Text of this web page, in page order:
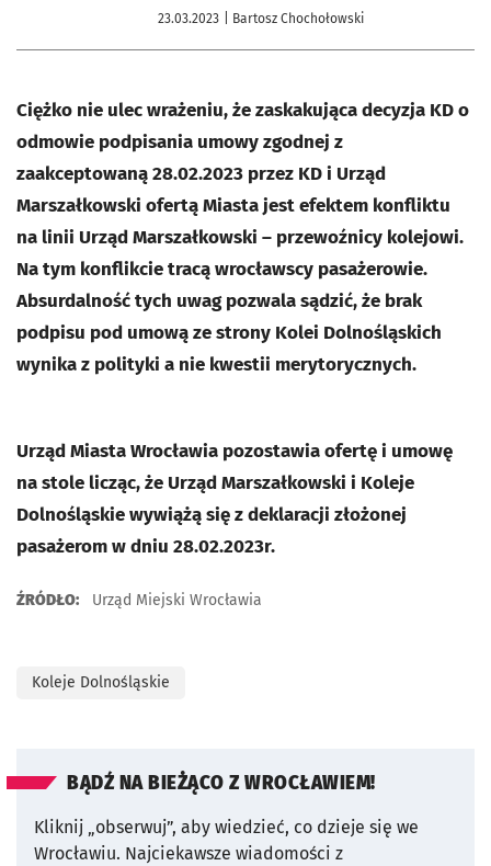
23.03.2023 | Bartosz Chochołowski
Ciężko nie ulec wrażeniu, że zaskakująca decyzja KD o
odmowie podpisania umowy zgodnej z
zaakceptowaną 28.02.2023 przez KD i Urząd
Marszałkowski ofertą Miasta jest efektem konfliktu
na linii Urząd Marszałkowski – przewoźnicy kolejowi.
Na tym konflikcie tracą wrocławscy pasażerowie.
Absurdalność tych uwag pozwala sądzić, że brak
podpisu pod umową ze strony Kolei Dolnośląskich
wynika z polityki a nie kwestii merytorycznych.
Urząd Miasta Wrocławia pozostawia ofertę i umowę
na stole licząc, że Urząd Marszałkowski i Koleje
Dolnośląskie wywiążą się z deklaracji złożonej
pasażerom w dniu 28.02.2023r.
ŹRÓDŁO: Urząd Miejski Wrocławia
Koleje Dolnośląskie
BĄDŹ NA BIEŻĄCO Z WROCŁAWIEM!
Kliknij „obserwuj”, aby wiedzieć, co dzieje się we
Wrocławiu. Najciekawsze wiadomości z